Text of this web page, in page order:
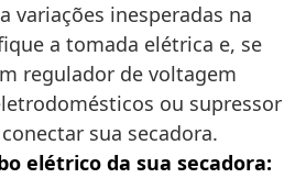
variações inesperadas na
a tomada elétrica e, se
regulador de voltagem
ou supressor
sua secadora.
elétrico da sua secadora: